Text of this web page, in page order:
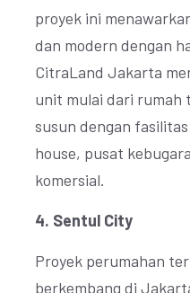
proyek ini
dan modern dengan
CitraLand Jakarta
unit mulai dari rumah
susun dengan
house, pusat
komersial.
4. Sentul City
Proyek perumahan
berkembang di